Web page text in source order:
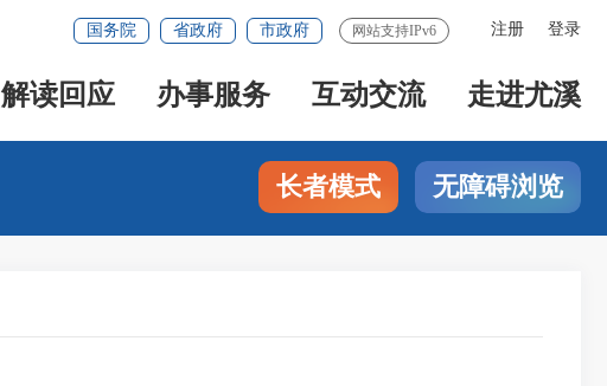
注册 登录
国务院 省政府 市政府 网站支持IPv6
解读回应 办事服务 互动交流 走进尤溪
长者模式 无障碍浏览